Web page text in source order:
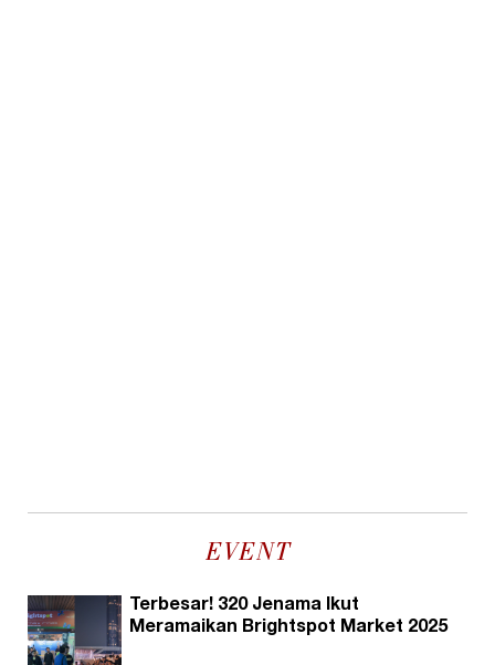
EVENT
Terbesar! 320 Jenama Ikut
Meramaikan Brightspot Market 2025